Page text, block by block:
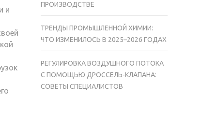
и
ПРОИЗВОДСТВЕ
ТРЕНДЫ ПРОМЫШЛЕННОЙ ХИМИИ:
ЧТО ИЗМЕНИЛОСЬ В 2025–2026 ГОДАХ
РЕГУЛИРОВКА ВОЗДУШНОГО ПОТОКА
С ПОМОЩЬЮ ДРОССЕЛЬ-КЛАПАНА:
СОВЕТЫ СПЕЦИАЛИСТОВ